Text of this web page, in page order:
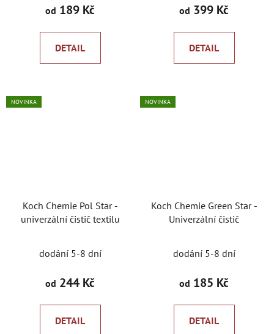
od 189 Kč
DETAIL
od 399 Kč
DETAIL
NOVINKA
Koch Chemie Pol Star -
univerzální čistič textilu
hodnocení
produktu
5,0
z
dodání 5-8 dní
od 244 Kč
DETAIL
NOVINKA
Koch Chemie Green Star -
Univerzální čistič
dodání 5-8 dní
od 185 Kč
DETAIL